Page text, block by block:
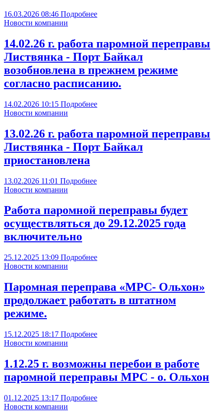
16.03.2026 08:46 Подробнее
Новости компании
14.02.26 г. работа паромной переправы
Листвянка - Порт Байкал
возобновлена в прежнем режиме
согласно расписанию.
14.02.2026 10:15 Подробнее
Новости компании
13.02.26 г. работа паромной переправы
Листвянка - Порт Байкал
приостановлена
13.02.2026 11:01 Подробнее
Новости компании
Работа паромной переправы будет
осуществляться до 29.12.2025 года
включительно
25.12.2025 13:09 Подробнее
Новости компании
Паромная переправа «МРС- Ольхон»
продолжает работать в штатном
режиме.
15.12.2025 18:17 Подробнее
Новости компании
1.12.25 г. возможны перебои в работе
паромной переправы МРС - о. Ольхон
01.12.2025 13:17 Подробнее
Новости компании